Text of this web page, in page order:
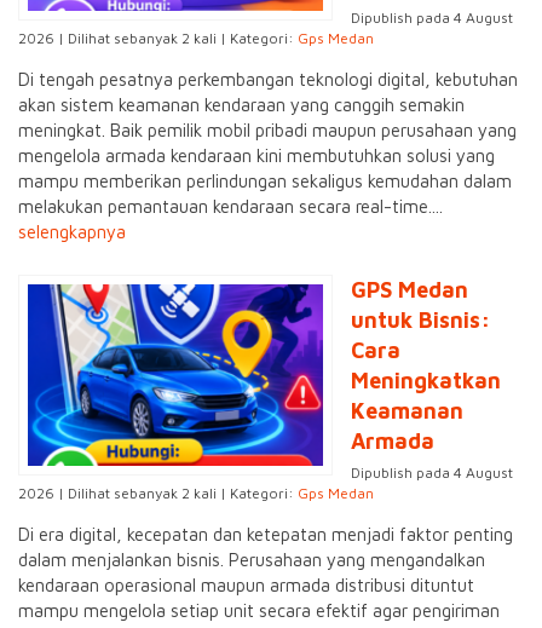
Dipublish pada 4 August
2026 | Dilihat sebanyak 2 kali | Kategori: Gps Medan
Di tengah pesatnya perkembangan teknologi digital, kebutuhan
akan sistem keamanan kendaraan yang canggih semakin
meningkat. Baik pemilik mobil pribadi maupun perusahaan yang
mengelola armada kendaraan kini membutuhkan solusi yang
mampu memberikan perlindungan sekaligus kemudahan dalam
melakukan pemantauan kendaraan secara real-time....
selengkapnya
GPS Medan
untuk Bisnis:
Cara
Meningkatkan
Keamanan
Armada
Dipublish pada 4 August
2026 | Dilihat sebanyak 2 kali | Kategori: Gps Medan
Di era digital, kecepatan dan ketepatan menjadi faktor penting
dalam menjalankan bisnis. Perusahaan yang mengandalkan
kendaraan operasional maupun armada distribusi dituntut
mampu mengelola setiap unit secara efektif agar pengiriman